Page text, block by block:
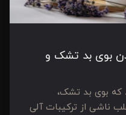
بوی بد تشک و
بوی بد تشک،
ناشی از ترکیبات آلی